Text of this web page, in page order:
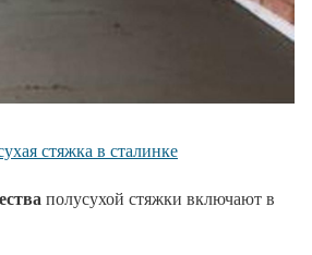
стяжка в сталинке
полусухой стяжки включают в